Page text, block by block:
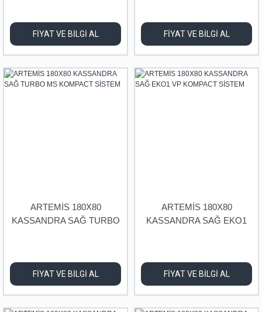
FİYAT VE BİLGİ AL FİYAT VE BİLGİ AL
ARTEMİS 180X80
KASSANDRA SAĞ TURBO
FİYAT VE BİLGİ AL
ARTEMİS 180X80
KASSANDRA SAĞ EKO1
FİYAT VE BİLGİ AL